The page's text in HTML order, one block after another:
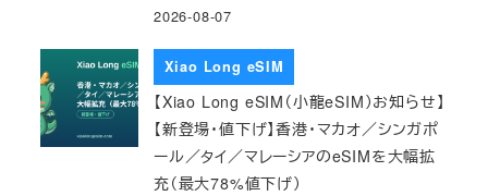
2026-08-07
Xiao Long eSIM
【Xiao Long eSIM（小龍eSIM）お知らせ】
【新登場・値下げ】香港・マカオ／シンガポ
ール／タイ／マレーシアのeSIMを大幅拡
充（最大78%値下げ）